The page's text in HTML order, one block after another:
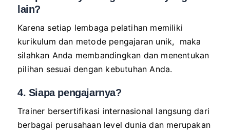
lain?
Karena setiap lembaga pelatihan memiliki
kurikulum dan metode pengajaran unik, maka
silahkan Anda membandingkan dan menentukan
pilihan sesuai dengan kebutuhan Anda.
4. Siapa pengajarnya?
Trainer bersertifikasi internasional langsung dari
berbagai perusahaan level dunia dan merupakan